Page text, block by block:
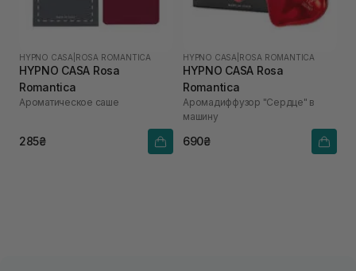
HYPNO CASA ROSA ROMANTICA
HYPNO CASA Rosa
Romantica
Ароматическое саше
285₴
HYPNO CASA ROSA ROMANTICA
HYPNO CASA Rosa
Romantica
Аромадиффузор "Сердце" в
машину
690₴